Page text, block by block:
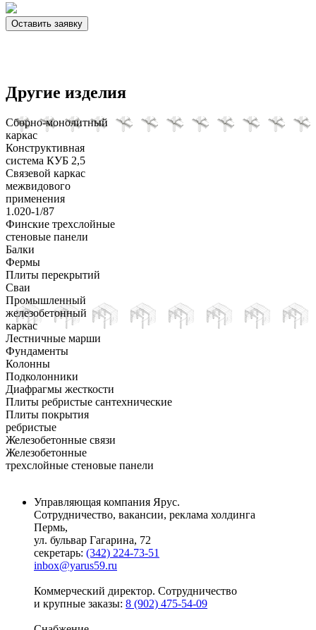
Оставить заявку
Другие изделия
Сборно-монолитный
каркас
Конструктивная
система КУБ 2,5
Связевой каркас
межвидового
применения
1.020-1/87
Финские трехслойные
стеновые панели
Балки
Фермы
Плиты перекрытий
Сваи
Промышленный
железобетонный
каркас
Лестничные марши
Фундаменты
Колонны
Подколонники
Диафрагмы жесткости
Плиты ребристые сантехнические
Плиты покрытия
ребристые
Железобетонные связи
Железобетонные
трехслойные стеновые панели
Управляющая компания Ярус.
Сотрудничество, вакансии, реклама холдинга
Пермь,
ул. бульвар Гагарина, 72
секретарь: (342) 224-73-51
inbox@yarus59.ru
Коммерческий директор. Сотрудничество
и крупные заказы: 8 (902) 475-54-09